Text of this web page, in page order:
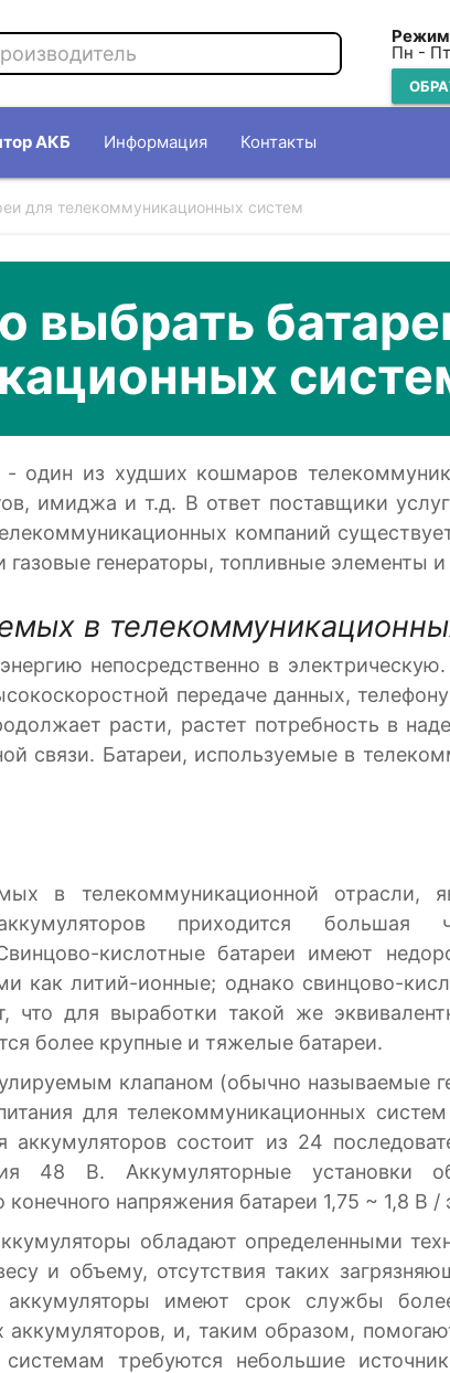
Режим
Пн -
АКБ Информация Контакты
для телекоммуникационных систем
выбрать
- один из худших кошмаров
имиджа и т.д. В ответ поставщики
компаний
газовые генераторы, топливные элементы и
в
непосредственно в
передаче данных,
расти, растет потребность в
связи. Батареи, используемые в
в телекоммуникационной отрасли,
приходится
кислотные батареи имеют
как литий-ионные; однако свинцово-
что для выработки такой же
более крупные и тяжелые батареи.
клапаном (обычно называемые
для телекоммуникационных
аккумуляторов состоит из 24
48 В. Аккумуляторные установки
напряжения батареи 1,75 ~ 1,8 В /
обладают определенными
и объему, отсутствия таких
аккумуляторы имеют срок службы
и, таким образом,
требуются небольшие